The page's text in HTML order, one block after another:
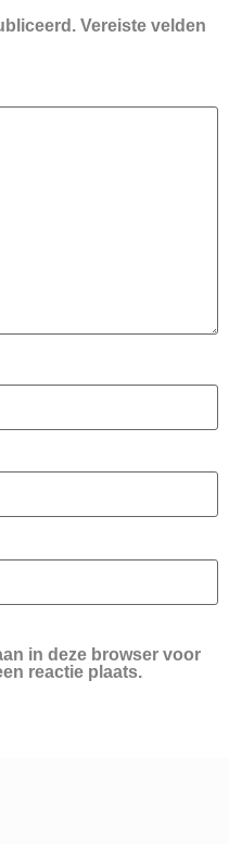
Vereiste velden
in deze browser voor
reactie plaats.